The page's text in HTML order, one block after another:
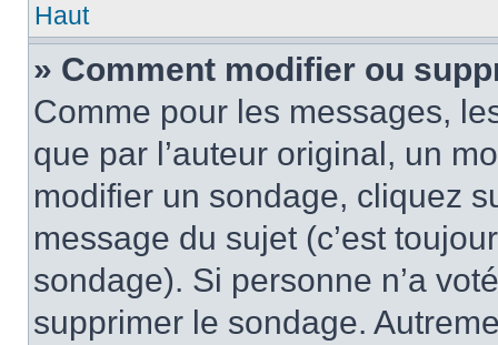
Haut
» Comment modifier ou
Comme pour les messages,
que par l’auteur original, un
modifier un sondage, cliquez
message du sujet (c’est
sondage). Si personne n’a
supprimer le sondage.